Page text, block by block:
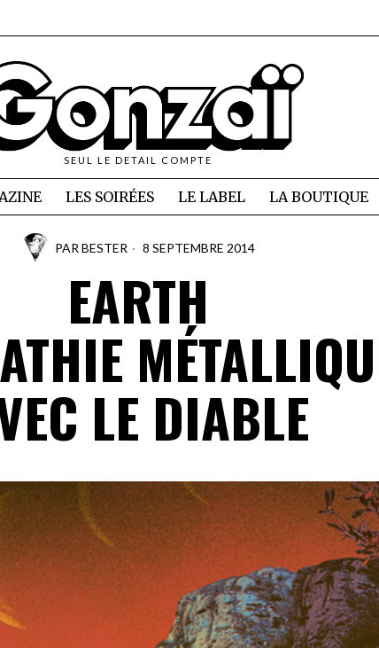
SEUL LE DETAIL COMPTE
LES SOIRÉES LE LABEL LA BOUTIQUE
PAR BESTER 8 SEPTEMBRE 2014
EARTH
LE DIABLE